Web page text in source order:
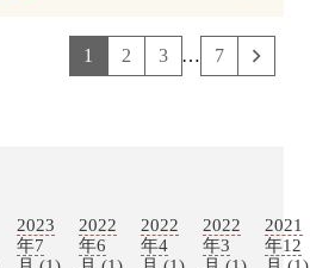
1 2 3 … 7
2023
年7
2022
年6
2022
年4
2022
年3
2021
年12